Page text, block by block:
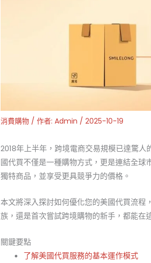
消費購物 / 作者:Admin /2025-10-19
2018年上半年，跨境電商交易規模已達驚
國代買不僅是一種購物方式，更是連結全球
獨特商品，並享受更具競爭力的價格。
本文將深入探討如何優化您的美國代買流
族，還是首次嘗試跨境購物的新手，都能
關鍵要點
了解美國代買服務的基本運作模式